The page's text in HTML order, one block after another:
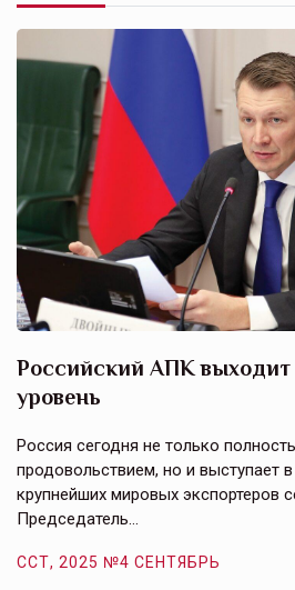
Российский АПК
уровень
Россия сегодня не только
продовольствием, но и выступает
крупнейших мировых экспортеров
Председатель…
ССТ, 2025 №4 СЕНТЯБРЬ